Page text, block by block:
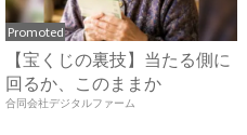
Promoted
【宝くじの裏技】当たる側に
回るか、このままか
合同会社デジタルファーム